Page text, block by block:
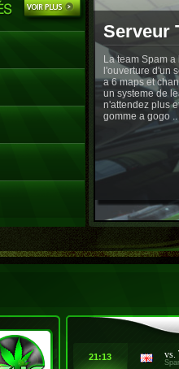
Serveur
La team Spam
l'ouverture d'un
a 6 maps et
un systeme de
n'attendez plus
gomme a gogo ..
21:13 vs.